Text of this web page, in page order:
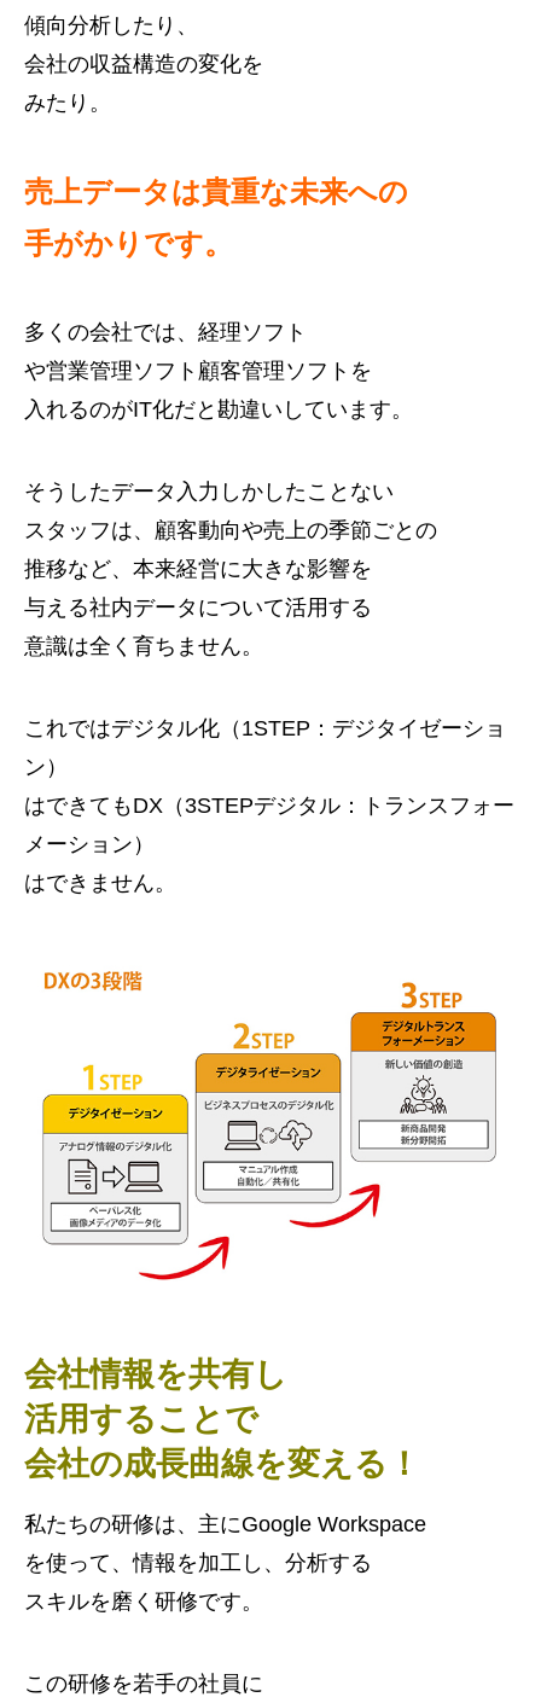
傾向分析したり、
会社の収益構造の変化を
みたり。
売上データは貴重な未来への
手がかりです。
多くの会社では、経理ソフト
や営業管理ソフト顧客管理ソフトを
入れるのがIT化だと勘違いしています。
そうしたデータ入力しかしたことない
スタッフは、顧客動向や売上の季節ごとの
推移など、本来経営に大きな影響を
与える社内データについて活用する
意識は全く育ちません。
これではデジタル化（1STEP：デジタイゼーショ
ン）
はできてもDX（3STEPデジタル：トランスフォー
メーション）
はできません。
会社情報を共有し
活用することで
会社の成長曲線を変える！
私たちの研修は、主にGoogle Workspace
を使って、情報を加工し、分析する
スキルを磨く研修です。
この研修を若手の社員に